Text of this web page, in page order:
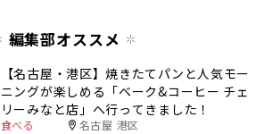
編集部オススメ
【名古屋・港区】焼きたてパンと人気モー
ニングが楽しめる「ベーク&コーヒー チェ
リーみなと店」へ行ってきました！
食べる 名古屋 港区